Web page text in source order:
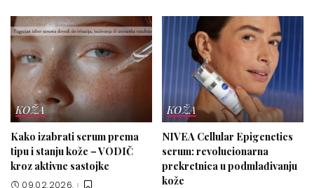
KOŽA
Kako izabrati serum prema
tipu i stanju kože – VODIČ
kroz aktivne sastojke
09.02.2026.
KOŽA
NIVEA Cellular Epigenetics
serum: revolucionarna
prekretnica u podmlađivanju
kože